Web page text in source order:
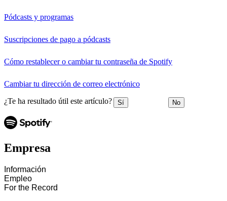
Pódcasts y programas
Suscripciones de pago a pódcasts
Cómo restablecer o cambiar tu contraseña de Spotify
Cambiar tu dirección de correo electrónico
¿Te ha resultado útil este artículo? Sí No
Empresa
Información
Empleo
For the Record